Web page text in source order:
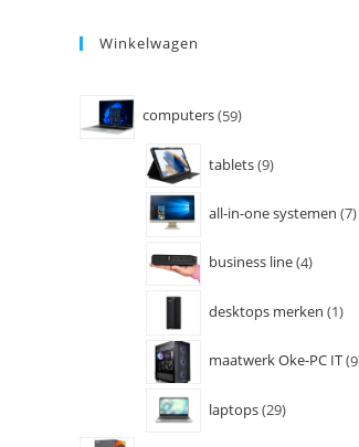
Winkelwagen
computers 59
tablets 9
all-in-one systemen 7
business line 4
desktops merken 1
maatwerk Oke-PC IT 9
laptops 29